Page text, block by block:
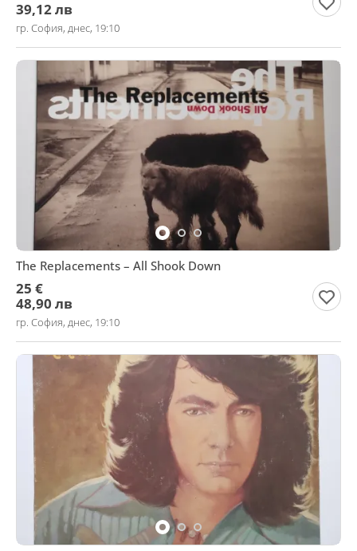
39,12 лв
гр. София, днес, 19:10
The Replacements – All Shook Down
25 €
48,90 лв
гр. София, днес, 19:10